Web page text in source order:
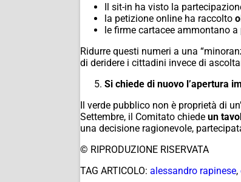
Il sit-in ha visto la
la petizione online ha raccolto
le firme cartacee ammontano a
Ridurre questi numeri a una
di deridere i cittadini invece di
Si chiede di nuovo l’apertura
Il verde pubblico non è proprietà di
Settembre, il Comitato chiede un
una decisione ragionevole,
© RIPRODUZIONE RISERVATA
TAG ARTICOLO: alessandro rapinese,